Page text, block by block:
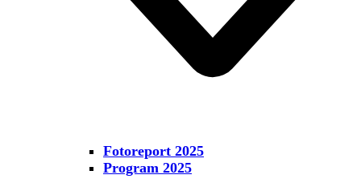
Fotoreport 2025
Program 2025